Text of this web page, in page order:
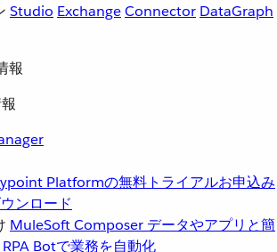
Studio ExchangeConnector DataGraph
報
Platformの無料トライアルお申込み
ンロード
MuleSoft Composer データやアプリと簡
Botで業務を自動化